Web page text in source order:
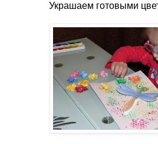
Украшаем готовыми